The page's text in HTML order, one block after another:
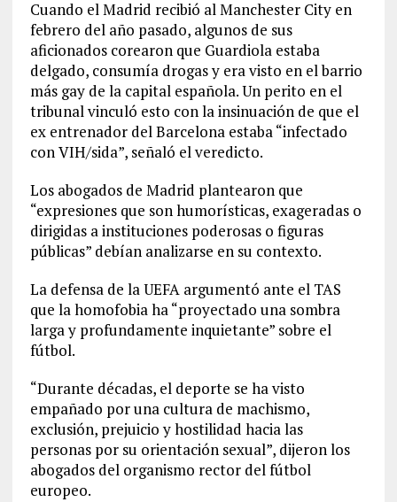
Cuando el Madrid recibió al Manchester City en
febrero del año pasado, algunos de sus
aficionados corearon que Guardiola estaba
delgado, consumía drogas y era visto en el barrio
más gay de la capital española. Un perito en el
tribunal vinculó esto con la insinuación de que el
ex entrenador del Barcelona estaba “infectado
con VIH/sida”, señaló el veredicto.
Los abogados de Madrid plantearon que
“expresiones que son humorísticas, exageradas o
dirigidas a instituciones poderosas o figuras
públicas” debían analizarse en su contexto.
La defensa de la UEFA argumentó ante el TAS
que la homofobia ha “proyectado una sombra
larga y profundamente inquietante” sobre el
fútbol.
“Durante décadas, el deporte se ha visto
empañado por una cultura de machismo,
exclusión, prejuicio y hostilidad hacia las
personas por su orientación sexual”, dijeron los
abogados del organismo rector del fútbol
europeo.